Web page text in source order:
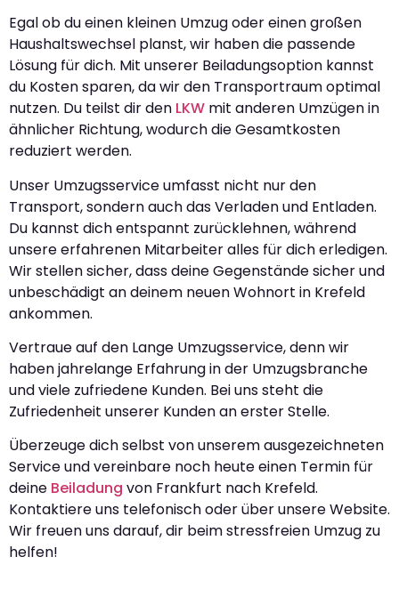
Egal ob du einen kleinen Umzug oder einen großen
Haushaltswechsel planst, wir haben die passende
Lösung für dich. Mit unserer Beiladungsoption kannst
du Kosten sparen, da wir den Transportraum optimal
nutzen. Du teilst dir den LKW mit anderen Umzügen in
ähnlicher Richtung, wodurch die Gesamtkosten
reduziert werden.
Unser Umzugsservice umfasst nicht nur den
Transport, sondern auch das Verladen und Entladen.
Du kannst dich entspannt zurücklehnen, während
unsere erfahrenen Mitarbeiter alles für dich erledigen.
Wir stellen sicher, dass deine Gegenstände sicher und
unbeschädigt an deinem neuen Wohnort in Krefeld
ankommen.
Vertraue auf den Lange Umzugsservice, denn wir
haben jahrelange Erfahrung in der Umzugsbranche
und viele zufriedene Kunden. Bei uns steht die
Zufriedenheit unserer Kunden an erster Stelle.
Überzeuge dich selbst von unserem ausgezeichneten
Service und vereinbare noch heute einen Termin für
deine Beiladung von Frankfurt nach Krefeld.
Kontaktiere uns telefonisch oder über unsere Website.
Wir freuen uns darauf, dir beim stressfreien Umzug zu
helfen!